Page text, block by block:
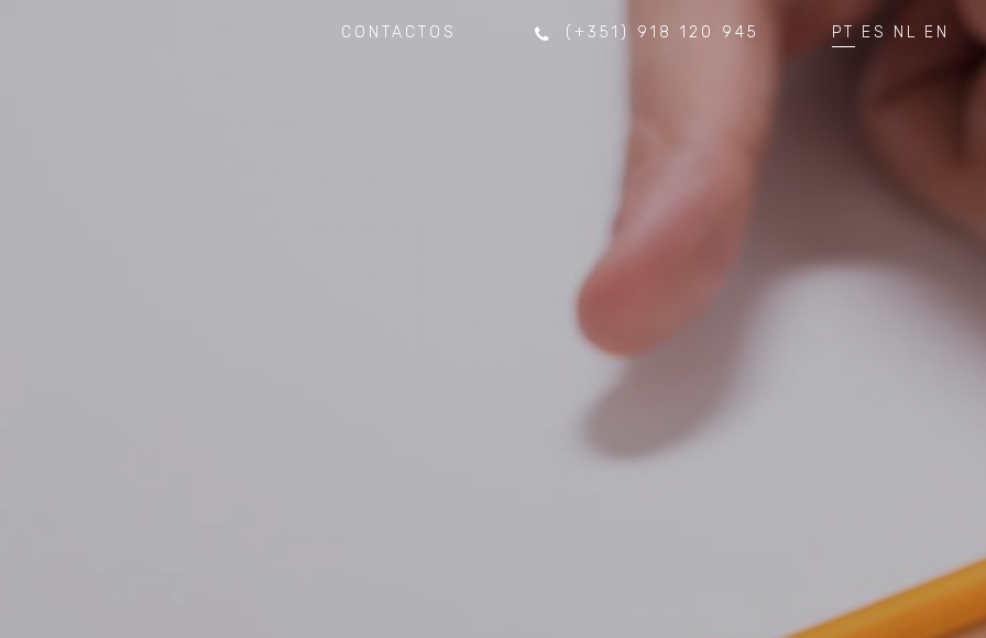
CONTACTOS (+351) 918 120 945 PT ES NL EN